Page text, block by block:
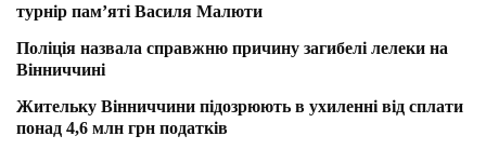
турнір пам’яті Василя Малюти
Поліція назвала справжню причину загибелі лелеки на
Вінниччині
Жительку Вінниччини підозрюють в ухиленні від сплати
понад 4,6 млн грн податків